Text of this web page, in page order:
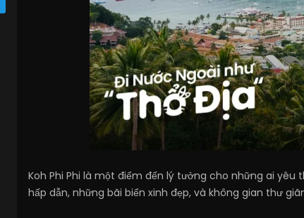
Koh Phi Phi là một điểm đến lý tưởng cho những ai
hấp dẫn, những bãi biển xinh đẹp, và không gian thư